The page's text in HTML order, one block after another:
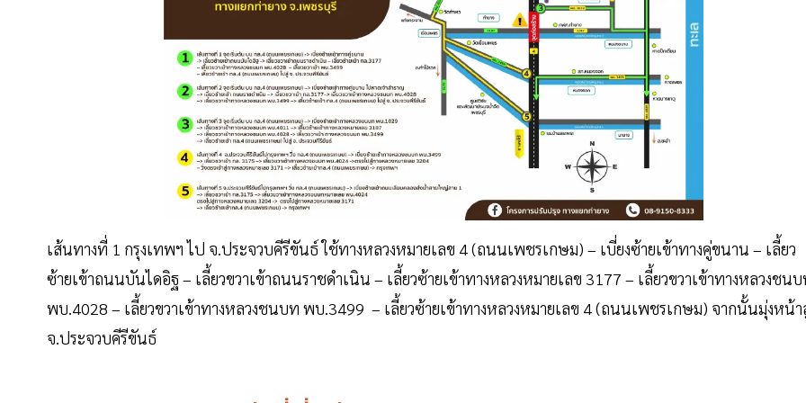
เส้นทางที่ 1 กรุงเทพฯ ไป จ.ประจวบคีรีขันธ์ ใช้ทางหลวงหมายเลข 4 (ถนนเพชรเกษม) – เบี่ยงซ้ายเข้าทางคู่ขนาน – เลี้ยว
ซ้ายเข้าถนนบันไดอิฐ – เลี้ยวขวาเข้าถนนราชดำเนิน – เลี้ยวซ้ายเข้าทางหลวงหมายเลข 3177 – เลี้ยวขวาเข้าทางหลวงชน
พบ.4028 – เลี้ยวขวาเข้าทางหลวงชนบท พบ.3499 – เลี้ยวซ้ายเข้าทางหลวงหมายเลข 4 (ถนนเพชรเกษม) จากนั้นมุ่งหน้
จ.ประจวบคีรีขันธ์